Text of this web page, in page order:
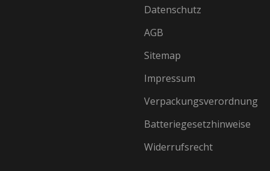
Datenschutz
AGB
Sitemap
Impressum
Verpackungsverordnung
Batteriegesetzhinweise
Widerrufsrecht